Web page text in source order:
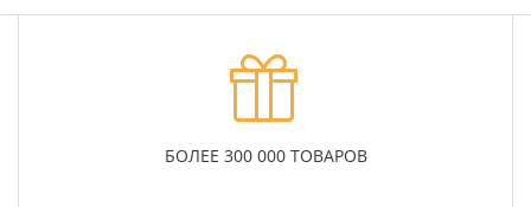
БОЛЕЕ 300 000 ТОВАРОВ